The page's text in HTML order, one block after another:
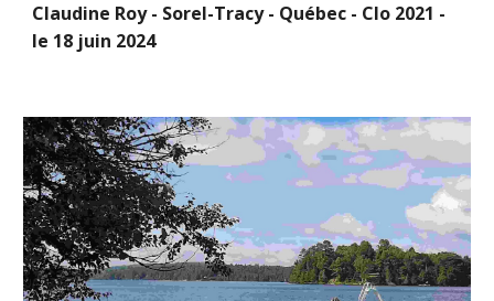
Claudine Roy - Sorel-Tracy - Québec - Clo 2021 -
le 18 juin 2024